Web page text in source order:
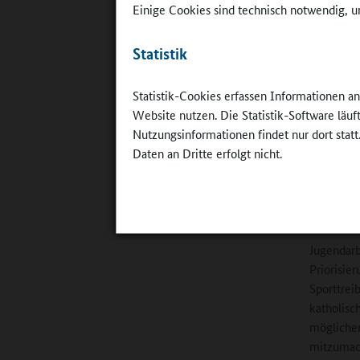
Einige Cookies sind technisch notwendig,
Statistik
Statistik-Cookies erfassen Informationen
Website nutzen. Die Statistik-Software
Nutzungsinformationen findet nur dort
Daten an Dritte erfolgt nicht.
„72
Sache":
©BDKJ-
weitblick/
ihrem